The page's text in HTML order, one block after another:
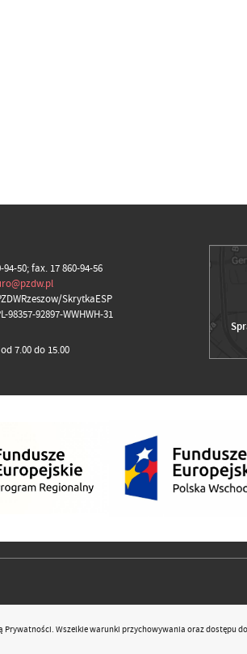
94-50; fax. 17 860-94-56
SkrytkaESP
98357-92897-WWHWH-31
7.00 do 15.00
Prywatności. Wszelkie warunki przychowywania oraz dostępu